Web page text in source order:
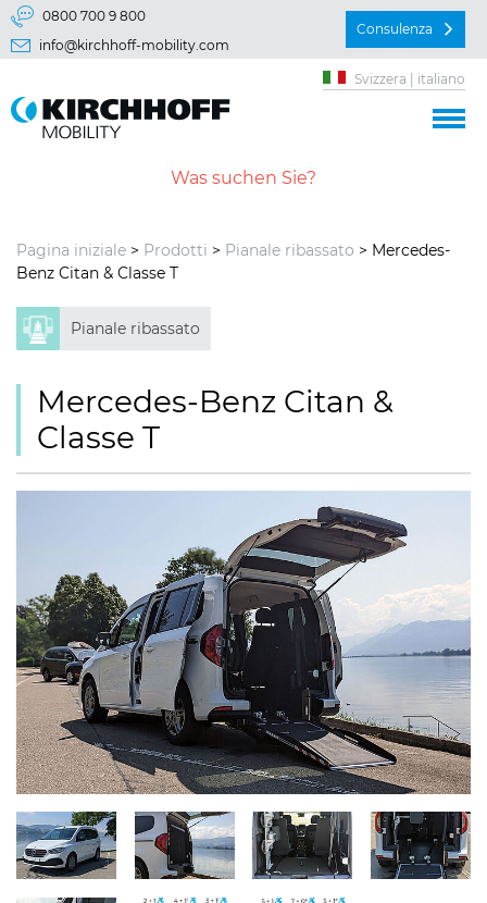
Vai direttamente a:
Menu principal
0800 700 9 800
info@kirchhoff-mobility.com
Consulenza
Svizzera | italiano
Pagina iniziale > Prodotti > Pianale ribassato > Mercedes-
Benz Citan & Classe T
Pianale ribassato
Mercedes-Benz Citan &
Classe T